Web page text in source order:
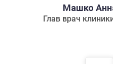
Машко
Глав врач